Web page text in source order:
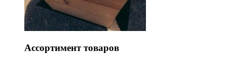
Ассортимент товаров